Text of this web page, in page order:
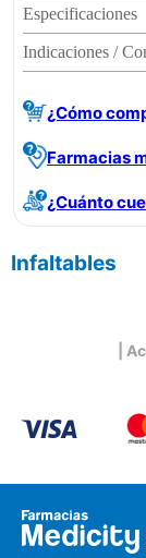
Especificaciones
Indicaciones /
¿Cómo
Farmacias
¿Cuánto
Infaltables
|